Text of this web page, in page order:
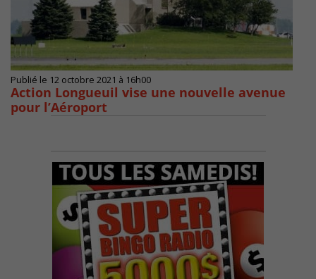
Publié le 12 octobre 2021 à 16h00
Action Longueuil vise une nouvelle avenue
pour l’Aéroport